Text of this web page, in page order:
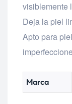
visiblemente
Deja la piel
Apto para
Marca